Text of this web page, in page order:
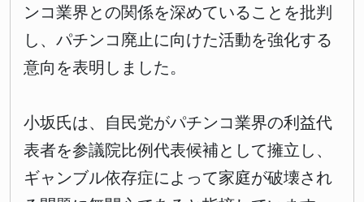
ンコ業界との関係を深めていることを批判
し、パチンコ廃止に向けた活動を強化する
意向を表明しました。
小坂氏は、自民党がパチンコ業界の利益代
表者を参議院比例代表候補として擁立し、
ギャンブル依存症によって家庭が破壊され